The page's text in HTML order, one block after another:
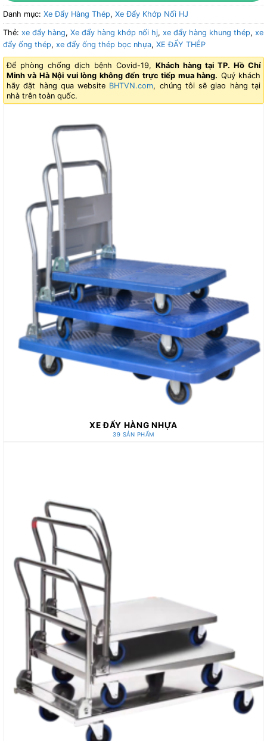
Danh mục: Xe Đẩy Hàng Thép, Xe Đẩy Khớp Nối HJ
Thẻ: xe đẩy hàng, Xe đẩy hàng khớp nối hj, xe đẩy hàng khung thép, xe
đẩy ống thép, xe đẩy ống thép bọc nhựa, XE ĐẨY THÉP
Để phòng chống dịch bệnh Covid-19, Khách hàng tại TP. Hồ Chí
Minh và Hà Nội vui lòng không đến trực tiếp mua hàng. Quý khách
hãy đặt hàng qua website BHTVN.com, chúng tôi sẽ giao hàng tại
nhà trên toàn quốc.
XE ĐẨY HÀNG NHỰA
39 SẢN PHẨM